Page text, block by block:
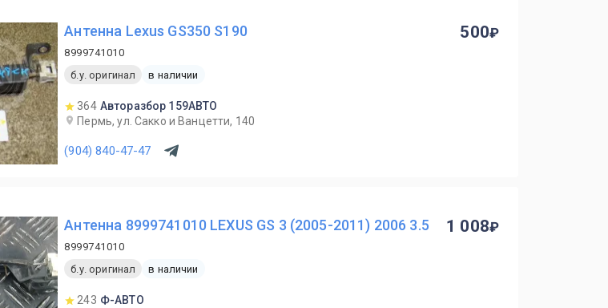
Антенна Lexus GS350 S190
8999741010
б.у. оригинал
в наличии
364 Авторазбор 159АВТО
Пермь, ул. Сакко и Ванцетти, 140
(904) 840-47-47
500
Антенна 8999741010 LEXUS GS 3 (2005-2011) 2006 3.5
8999741010
б.у. оригинал
в наличии
243 Ф-АВТО
1 008